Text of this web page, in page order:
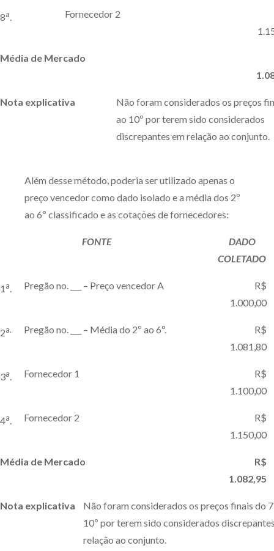
8a.
Fornecedor 2
Média de Mercado
Nota explicativa
Não foram considerados os preços
ao 10º por terem sido considerados
discrepantes em relação ao conjunto.
Além desse método, poderia ser utilizado apenas o
preço vencedor como dado isolado e a média dos 2º
ao 6º classificado e as cotações de fornecedores:
FONTE
DADO
COLETADO
1a. Pregão no. ___ – Preço vencedor A
R$
1.000,00
2a. Pregão no. ___ – Média do 2º ao 6º.
R$
1.081,80
3a. Fornecedor 1
R$
1.100,00
4a. Fornecedor 2
R$
1.150,00
Média de Mercado
R$
1.082,95
Nota explicativa
Não foram considerados os preços finais do
10º por terem sido considerados
relação ao conjunto.